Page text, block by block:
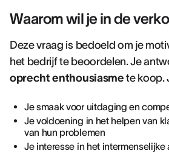
Waarom wil je in de
Deze vraag is bedoeld om je
het bedrijf te beoordelen. Je
oprecht enthousiasme te koop.
Je smaak voor uitdaging en
Je voldoening in het helpen van
van hun problemen
Je interesse in het